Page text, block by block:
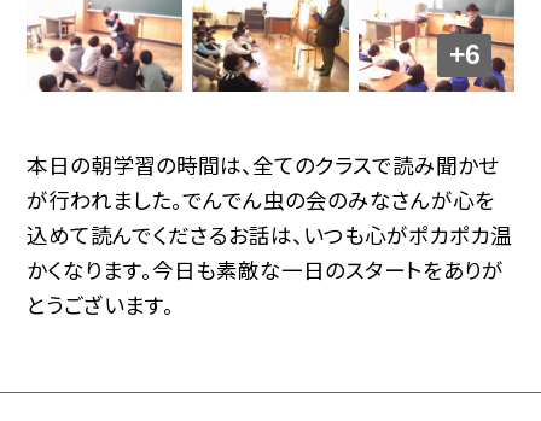
+6
本日の朝学習の時間は、全てのクラスで読み聞かせ
が行われました。でんでん虫の会のみなさんが心を
込めて読んでくださるお話は、いつも心がポカポカ温
かくなります。今日も素敵な一日のスタートをありが
とうございます。